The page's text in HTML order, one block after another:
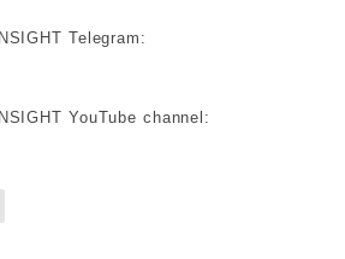
Telegram:
YouTube channel: